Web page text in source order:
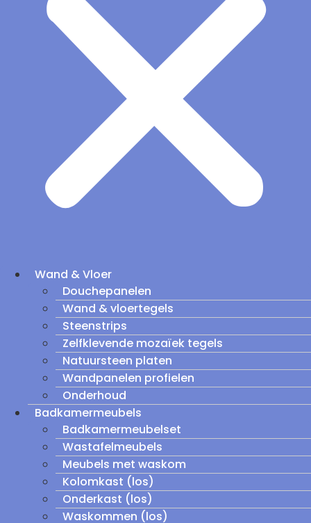
Wand & Vloer
Douchepanelen
Wand & vloertegels
Steenstrips
Zelfklevende mozaïek tegels
Natuursteen platen
Wandpanelen profielen
Onderhoud
Badkamermeubels
Badkamermeubelset
Wastafelmeubels
Meubels met waskom
Kolomkast (los)
Onderkast (los)
Waskommen (los)